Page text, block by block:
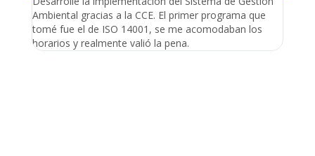
Ambiental gracias a la CCE. El primer programa que
tomé fue el de ISO 14001, se me acomodaban los
horarios y realmente valió la pena.